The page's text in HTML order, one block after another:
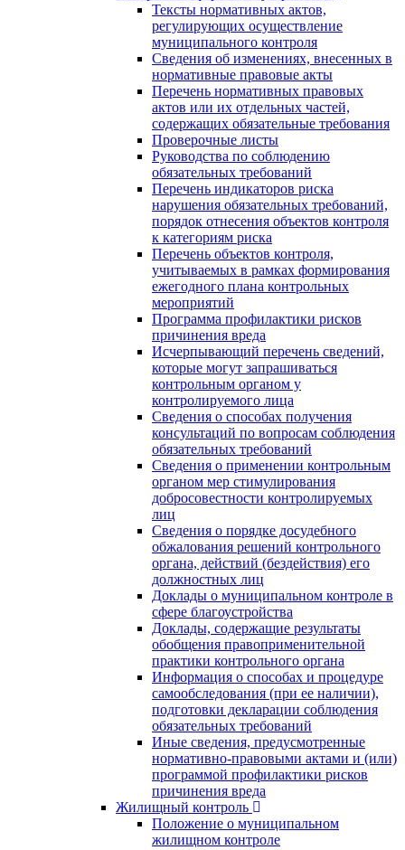
Тексты нормативных актов,
регулирующих осуществление
муниципального контроля
Сведения об изменениях, внесенных в
нормативные правовые акты
Перечень нормативных правовых
актов или их отдельных частей,
содержащих обязательные требования
Проверочные листы
Руководства по соблюдению
обязательных требований
Перечень индикаторов риска
нарушения обязательных требований,
порядок отнесения объектов контроля
к категориям риска
Перечень объектов контроля,
учитываемых в рамках формирования
ежегодного плана контрольных
мероприятий
Программа профилактики рисков
причинения вреда
Исчерпывающий перечень сведений,
которые могут запрашиваться
контрольным органом у
контролируемого лица
Сведения о способах получения
консультаций по вопросам соблюдения
обязательных требований
Сведения о применении контрольным
органом мер стимулирования
добросовестности контролируемых
лиц
Сведения о порядке досудебного
обжалования решений контрольного
органа, действий (бездействия) его
должностных лиц
Доклады о муниципальном контроле в
сфере благоустройства
Доклады, содержащие результаты
обобщения правоприменительной
практики контрольного органа
Информация о способах и процедуре
самообследования (при ее наличии),
подготовки декларации соблюдения
обязательных требований
Иные сведения, предусмотренные
нормативно-правовыми актами и (или)
программой профилактики рисков
причинения вреда
Жилищный контроль
Положение о муниципальном
жилищном контроле